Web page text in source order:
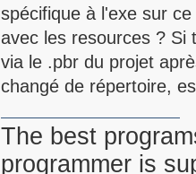
spécifique à l'exe sur
avec les resources ? Si
via le .pbr du projet
changé de répertoire,
The best
programmer is